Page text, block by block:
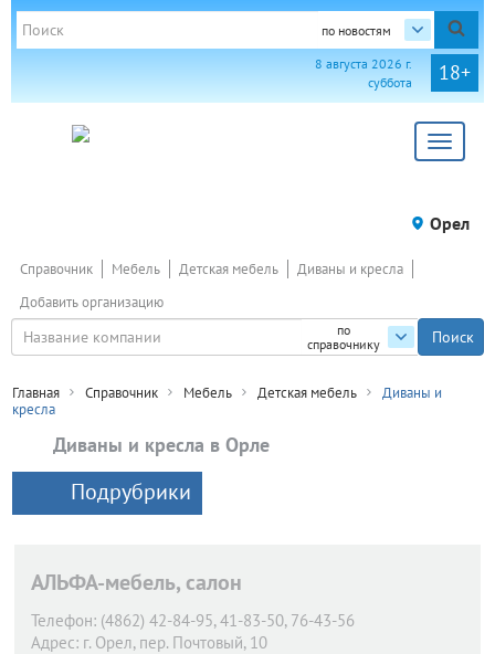
по новостям
18+
8 августа 2026 г.
суббота
Toggle
Орел
по
справочнику
Справочник Мебель Детская мебель
Диваны и кресла
Добавить организацию
Главная Справочник Мебель Детская мебель
Диваны и
кресла
Диваны и кресла в Орле
Подрубрики
АЛЬФА-мебель, салон
Телефон: (4862) 42-84-95, 41-83-50, 76-43-56
Адрес: г. Орел, пер. Почтовый, 10